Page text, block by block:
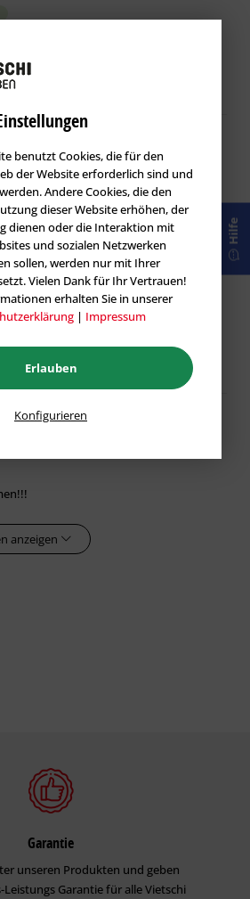
in der Handhabung.
Leistungsverhältnis.
mehrmals im 10.06.2023
im Einsatz. Kann nichts
auch in 18.06.2022
auch in Ordnung
anzeigen
Garantie
unseren Produkten und geben
Leistungs Garantie für alle Vietschi
Hilfe
benutzt Cookies, die für den
der Website erforderlich sind und
Andere Cookies, die den
dieser Website erhöhen, der
dienen oder die Interaktion mit
und sozialen Netzwerken
sollen, werden nur mit Ihrer
Vielen Dank für Ihr Vertrauen!
erhalten Sie in unserer
| Impressum
Erlauben
Konfigurieren